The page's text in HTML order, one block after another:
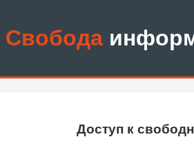
Свобода
Доступ к